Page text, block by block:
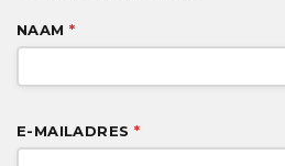
NAAM *
E-MAILADRES *